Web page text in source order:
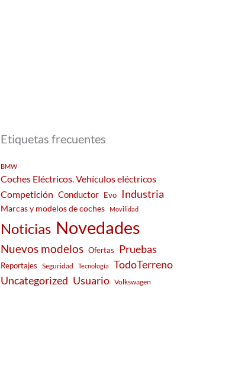
Etiquetas frecuentes
BMW
Coches Eléctricos. Vehículos eléctricos
Competición Conductor Evo Industria
Marcas y modelos de coches Movilidad
Noticias Novedades
Nuevos modelos Ofertas Pruebas
Reportajes Seguridad Tecnología
TodoTerreno
Uncategorized Usuario Volkswagen